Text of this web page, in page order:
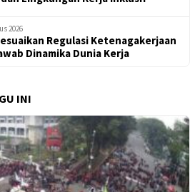
2026
Regulasi Ketenagakerjaan
Dinamika Dunia Kerja
INI